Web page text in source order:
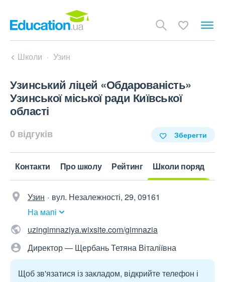
Школи Узин
Узинський ліцей «Обдарованість»
Узинської міської ради Київської
області
0 відгуків Зберегти
Контакти Про школу Рейтинг Школи поряд
Узин
вул. Незалежності, 29, 09161
На мапі
uzingimnaziya.wixsite.com/gimnazia
Директор — Щербань Тетяна Віталіївна
Щоб зв'язатися із закладом, відкрийте телефон і